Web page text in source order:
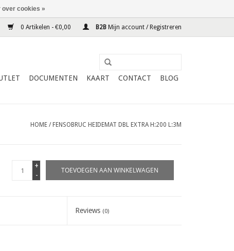
0 Artikelen - €0,00 B2B Mijn account / Registreren
DOCUMENTEN KAART CONTACT BLOG
HOME / FENSOBRUC HEIDEMAT DBL EXTRA H:200 L:3M
+
-
TOEVOEGEN AAN WINKELWAGEN
Reviews (0)
over cookies »